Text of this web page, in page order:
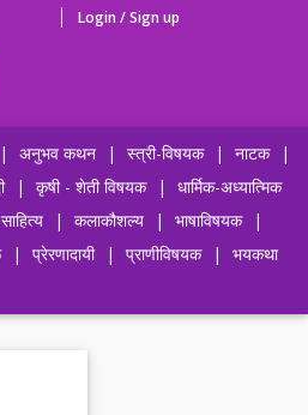
Login / Sign up
| अनुभव कथन | स्त्री-विषयक | नाटक
|
| कृषी - शेती विषयक |
धार्मिक-अध्यात्मिक
| कलाकौशल्य | भाषाविषयक
|
| प्रेरणादायी | प्राणीविषयक |
भयकथा